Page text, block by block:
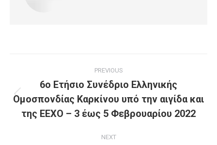
PREVIOUS
6ο Ετήσιο Συνέδριο Ελληνικής
Ομοσπονδίας Καρκίνου υπό την αιγίδα και
της ΕΕΧΟ – 3 έως 5 Φεβρουαρίου 2022
NEXT